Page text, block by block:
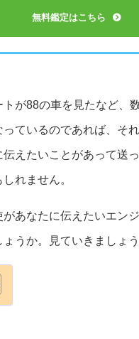
無料鑑定はこちら
が88の車を見たなど、
っているのであれば、そ
えたいことがあって送
れません。
があなたに伝えたいエン
うか。見ていきましょう